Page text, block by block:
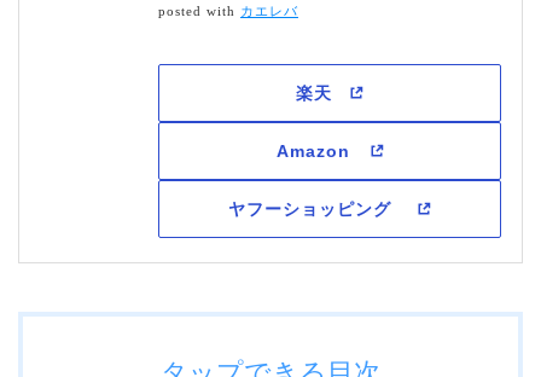
posted with カエレバ